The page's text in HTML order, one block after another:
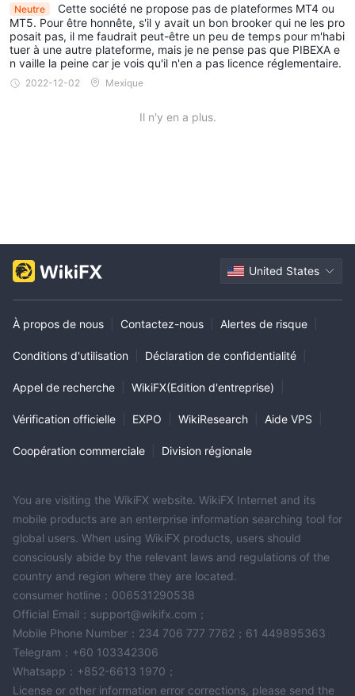
Neutre
Cette société ne propose pas de plateformes MT4 ou
MT5. Pour être honnête, s'il y avait un bon brooker qui ne les pro
posait pas, il me faudrait peut-être un peu de temps pour m'habi
tuer à une autre plateforme, mais je ne pense pas que PIBEXA e
n vaille la peine car je vois qu'il n'en a pas licence réglementaire.
2022-12-02 Mexique
Il n'y en a plus.
United States
À propos de nous Contactez-nous Alertes de risque
Conditions d'utilisation Déclaration de confidentialité
Appel de recherche WikiFX(Edition d'entreprise)
Vérification officielle EXPO WikiResearch Aide VPS
Coopération commerciale Division régionale
You are visiting the WikiFX website. WikiFX Internet and its
mobile products are an enterprise information searching tool for
global users. When using WikiFX products, users should
consciously abide by the relevant laws and regulations of the
country and region where they are located.
consumer hotline：006531290538
Official Email：support@wikifx.com；
Mobile Phone Number：234 706 777 7762；61 449895363
Telegram：+60 103342306
Whatsapp：+852-6613 1970；
License or other information error corrections, please send the